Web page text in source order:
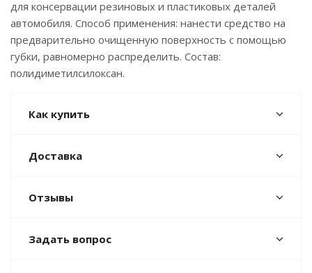
для консервации резиновых и пластиковых деталей
автомобиля. Способ применения: нанести средство на
предварительно очищенную поверхность с помощью
губки, равномерно распределить. Состав:
полидиметилсилоксан.
Как купить
Доставка
Отзывы
Задать вопрос